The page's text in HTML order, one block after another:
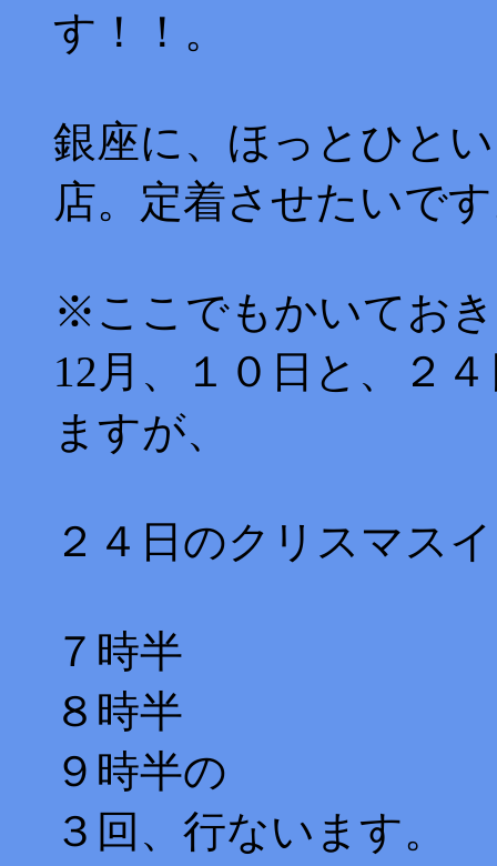
す！！。
銀座に、ほっとひと
店。定着させたいで
※ここでもかいてお
12月、１０日と、２
ますが、
２４日のクリスマス
７時半
８時半
９時半の
３回、行ないます。